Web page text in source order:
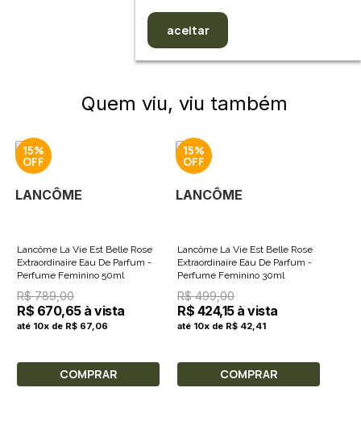
Quem viu, viu também
15%
LANCÔME
Lancôme La Vie Est Belle Rose
Extraordinaire Eau De Parfum -
Perfume Feminino 50ml
R$ 789,00
R$ 670,65 à vista
até 10x de R$ 67,06
COMPRAR
15%
LANCÔME
Lancôme La Vie Est Belle Rose
Extraordinaire Eau De Parfum -
Perfume Feminino 30ml
R$ 499,00
R$ 424,15 à vista
até 10x de R$ 42,41
COMPRAR
aceitar